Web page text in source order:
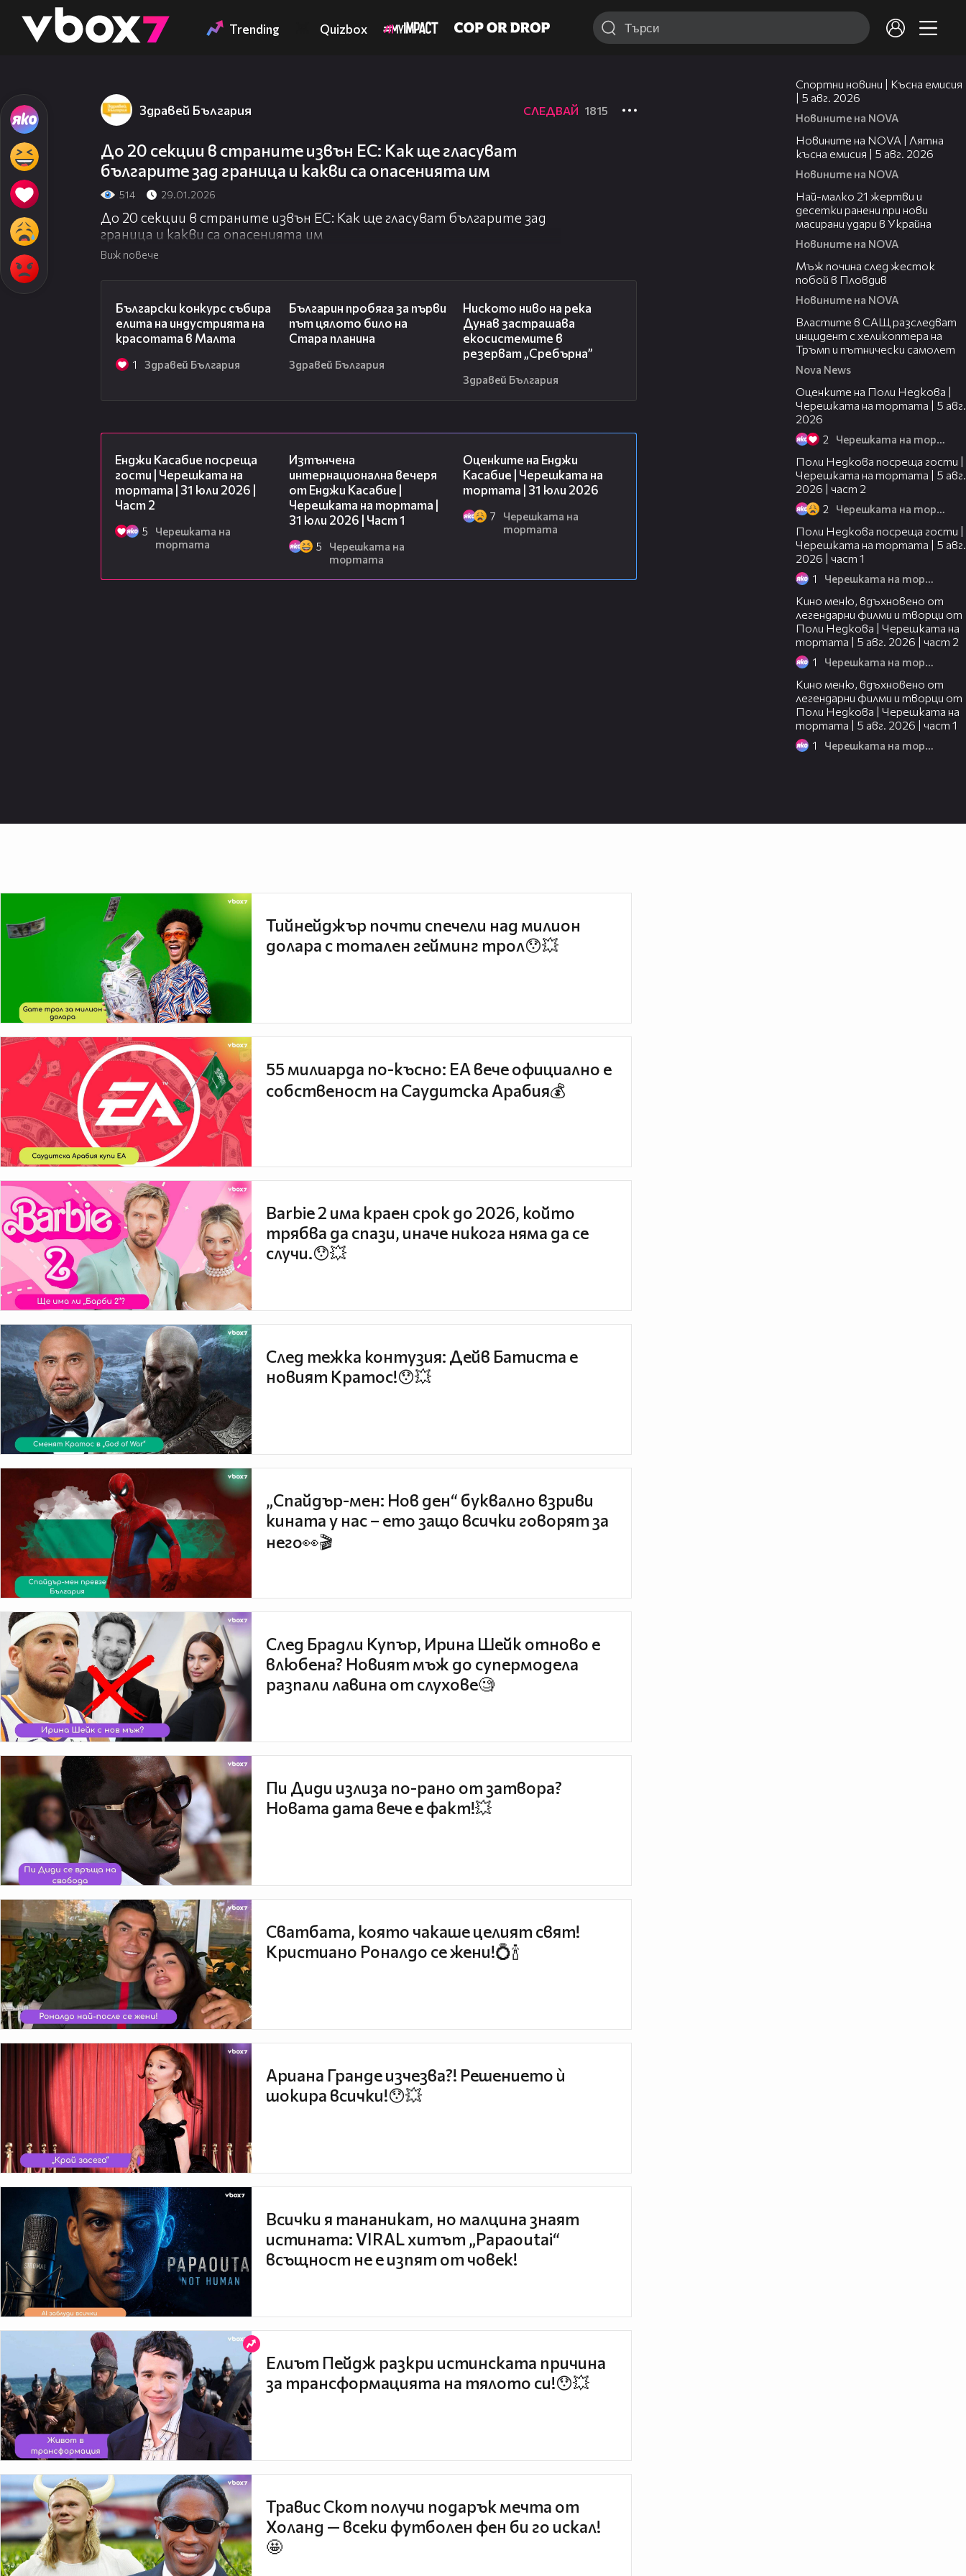
👾 Trending Quizbox
Здравей България СЛЕДВАЙ 1815
До 20 секции в страните извън ЕС: Как ще гласуват
българите зад граница и какви са опасенията им
514 29.01.2026
До 20 секции в страните извън ЕС: Как ще гласуват българите зад
граница и какви са опасенията им
Виж повече
Български конкурс събира
елита на индустрията на
красотата в Малта
1 Здравей България
Българин пробяга за първи
път цялото било на
Стара планина
Здравей България
Ниското ниво на река
Дунав застрашава
екосистемите в
резерват „Сребърна”
Здравей България
Енджи Касабие посреща
гости | Черешката на
тортата | 31 юли 2026 |
Част 2
5
Черешката на
тортата
Изтънчена
интернационална вечеря
от Енджи Касабие |
Черешката на тортата |
31 юли 2026 | Част 1
5
Черешката на
тортата
Оценките на Енджи
Касабие | Черешката на
тортата | 31 юли 2026
7
Черешката на
тортата
Спортни новини | Късна емисия
| 5 авг. 2026
Новините на NOVA
Новините на NOVA | Лятна
късна емисия | 5 авг. 2026
Новините на NOVA
Най-малко 21 жертви и
десетки ранени при нови
масирани удари в Украйна
Новините на NOVA
Мъж почина след жесток
побой в Пловдив
Новините на NOVA
Властите в САЩ разследват
инцидент с хеликоптера на
Тръмп и пътнически самолет
Nova News
Оценките на Поли Недкова |
Черешката на тортата | 5 авг.
2026
2 Черешката на тортата
Поли Недкова посреща гости |
Черешката на тортата | 5 авг.
2026 | част 2
2 Черешката на тортата
Поли Недкова посреща гости |
Черешката на тортата | 5 авг.
2026 | част 1
1 Черешката на тортата
Кино меню, вдъхновено от
легендарни филми и творци от
Поли Недкова | Черешката на
тортата | 5 авг. 2026 | част 2
1 Черешката на тортата
Кино меню, вдъхновено от
легендарни филми и творци от
Поли Недкова | Черешката на
тортата | 5 авг. 2026 | част 1
1 Черешката на тортата
Тийнейджър почти спечели над милион
долара с тотален гейминг трол😯💥
55 милиарда по-късно: EA вече официално е
собственост на Саудитска Арабия💰
Barbie 2 има краен срок до 2026, който
трябва да спази, иначе никога няма да се
случи.😯💥
След тежка контузия: Дейв Батиста е
новият Кратос!😯💥
„Спайдър-мен: Нов ден“ буквално взриви
кината у нас – ето защо всички говорят за
него👀🎬
След Брадли Купър, Ирина Шейк отново е
влюбена? Новият мъж до супермодела
разпали лавина от слухове🧐
Пи Диди излиза по-рано от затвора?
Новата дата вече е факт!💥
Сватбата, която чакаше целият свят!
Кристиано Роналдо се жени!💍🍾
Ариана Гранде изчезва?! Решението ѝ
шокира всички!😯💥
Всички я тананикат, но малцина знаят
истината: VIRAL хитът „Papaoutai“
всъщност не е изпят от човек!
Елиът Пейдж разкри истинската причина
за трансформацията на тялото си!😯💥
Травис Скот получи подарък мечта от
Холанд — всеки футболен фен би го искал!
🤩